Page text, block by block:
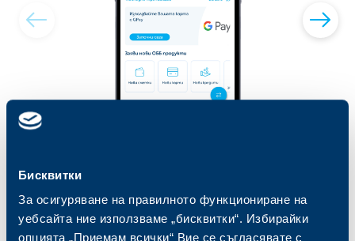
Бисквитки
За осигуряване на правилното функциониране на
уебсайта ние използваме „бисквитки“. Избирайки
опцията „Приемам всички“ Вие се съгласявате с
Към ОББ Мобайл